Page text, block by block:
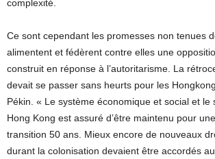
complexité.
Ce sont cependant les promesses non tenues
alimentent et fédèrent contre elles une
construit en réponse à l’autoritarisme. La
devait se passer sans heurts pour les
Pékin. « Le système économique et social et le
Hong Kong est assuré d’être maintenu pour
transition 50 ans. Mieux encore de nouveaux
durant la colonisation devaient être accordés